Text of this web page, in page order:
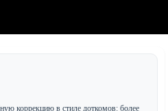
коррекцию в стиле доткомов: более